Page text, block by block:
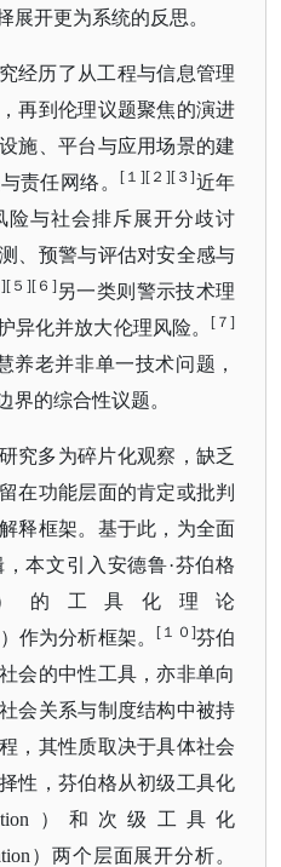
展开更为系统的反思。
经历了从工程与信息管理
再到伦理议题聚焦的演进
施、平台与应用场景的建
责任网络。
[１][２][３]近年
险与社会排斥展开分歧讨
、预警与评估对安全感与
５][６]另一类则警示技术理
异化并放大伦理风险。[７]
养老并非单一技术问题，
界的综合性议题。
究多为碎片化观察，缺乏
在功能层面的肯定或批判
释框架。基于此，为全面
本文引入安德鲁·芬伯格
）的工具化理论
）作为分析框架。[１０]芬伯
会的中性工具，亦非单向
会关系与制度结构中被持
，其性质取决于具体社会
性，芬伯格从初级工具化
）和次级工具化
）两个层面展开分析。